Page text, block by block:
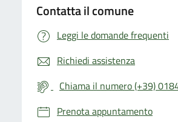
Contatta il comune
Leggi le domande frequenti
Richiedi assistenza
Chiama il numero (+39)
Prenota appuntamento